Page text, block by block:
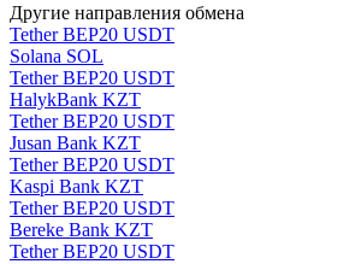
Другие направления обмена
Tether BEP20 USDT
Solana SOL
Tether BEP20 USDT
HalykBank KZT
Tether BEP20 USDT
Jusan Bank KZT
Tether BEP20 USDT
Kaspi Bank KZT
Tether BEP20 USDT
Bereke Bank KZT
Tether BEP20 USDT